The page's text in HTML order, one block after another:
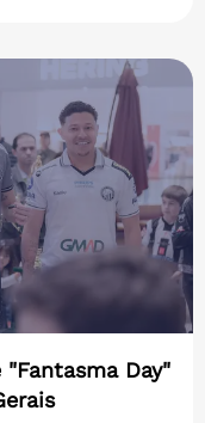
Day"